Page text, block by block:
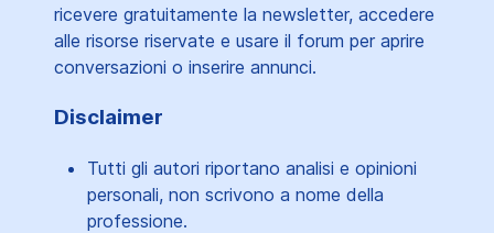
ricevere gratuitamente la newsletter, accedere
alle risorse riservate e usare il forum per aprire
conversazioni o inserire annunci.
Disclaimer
Tutti gli autori riportano analisi e opinioni
personali, non scrivono a nome della
professione.